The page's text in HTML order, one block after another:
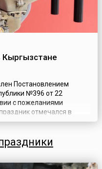
Постановлением
№396 от 22
с пожеланиями
отмечался в
в Республике еще во